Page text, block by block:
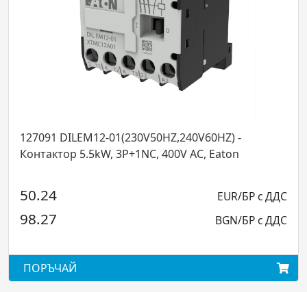
01(230V50HZ,240V60HZ) -
Контактор 5.5kW, 3P+1NC, 400V AC, Eaton
112428
95.11
186.02
ПОРЪЧАЙ